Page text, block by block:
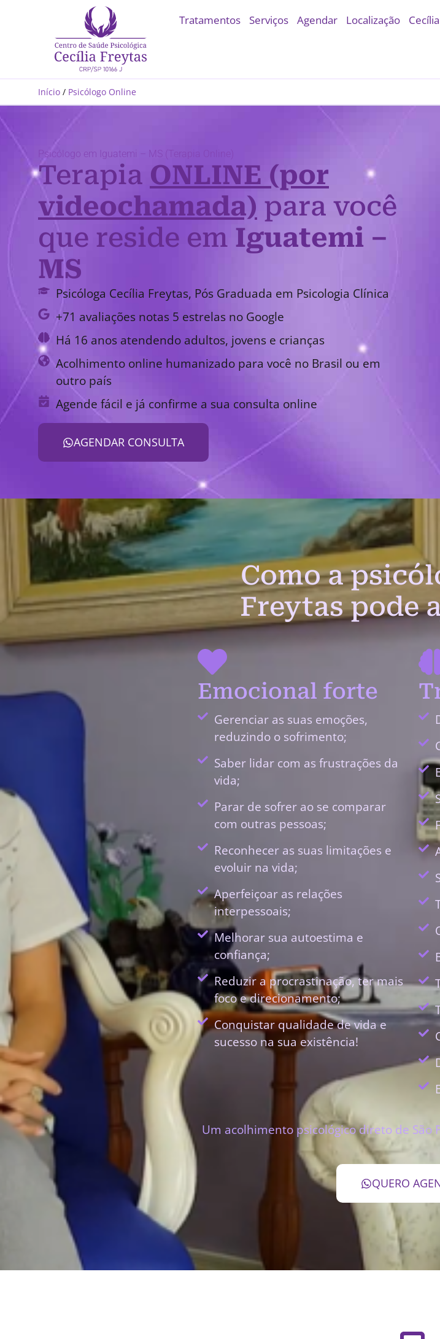
Tratamentos Serviços Agendar Localização
Início / Psicólogo Online
Psicólogo em Iguatemi – MS (Terapia Online)
Terapia ONLINE (por
videochamada) para você
que reside em Iguatemi –
MS
Psicóloga Cecília Freytas, Pós Graduada em Psicologia Clínica
+71 avaliações notas 5 estrelas no Google
Há 16 anos atendendo adultos, jovens e crianças
Acolhimento online humanizado para você no Brasil ou em
outro país
Agende fácil e já confirme a sua consulta online
AGENDAR CONSULTA
Como a
Freytas pode
Emocional forte
Gerenciar as suas emoções,
reduzindo o sofrimento;
Saber lidar com as frustrações da
vida;
Parar de sofrer ao se comparar
com outras pessoas;
Reconhecer as suas limitações e
evoluir na vida;
Aperfeiçoar as relações
interpessoais;
Melhorar sua autoestima e
confiança;
Reduzir a procrastinação, ter mais
foco e direcionamento;
Conquistar qualidade de vida e
sucesso na sua existência!
Um acolhimento psicológico direto de São
QUERO